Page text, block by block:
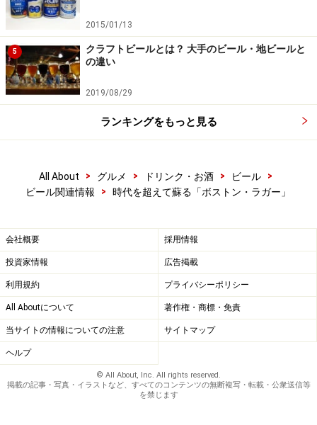
彼の本業は、ビール醸造だったそうです。ジム氏が「サ
ミュエル・アダムス」をビールの名前に選んだ理由は、
「ボストンで活躍した愛国者」であり、「本業はビール
醸造」と、そんなところにあるそうです。
次のページでは、サミュエル・アダムス・ボストン・ラ
ガーを飲んでみた感想をご紹介します。
※メニューや料金などのデータは、取材時または記事公開時点で
の内容です。
2
2015/01/13
5
クラフトビールとは？ 大手のビール・地ビールと
の違い
2019/08/29
ランキングをもっと見る
All About > グルメ > ドリンク・お酒 > ビール
>
ビール関連情報
> 時代を超えて蘇る「ボストン・ラガー」
会社概要 採用情報
投資家情報 広告掲載
利用規約 プライバシーポリシー
All Aboutについて 著作権・商標・免責
当サイトの情報についての注意 サイトマップ
ヘルプ
© All About, Inc. All rights reserved.
掲載の記事・写真・イラストなど、すべてのコンテンツの無断複写・転載・公衆送信等
を禁じます